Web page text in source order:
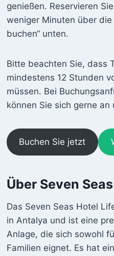
genießen. Reservieren
weniger Minuten über
buchen“ unten.
Bitte beachten Sie, dass
mindestens 12 Stunden
müssen. Bei
können Sie sich gerne an
Buchen Sie jetzt
Über Seven
Das Seven Seas Hotel
in Antalya und ist eine
Anlage, die sich sowohl
Familien eignet. Es hat